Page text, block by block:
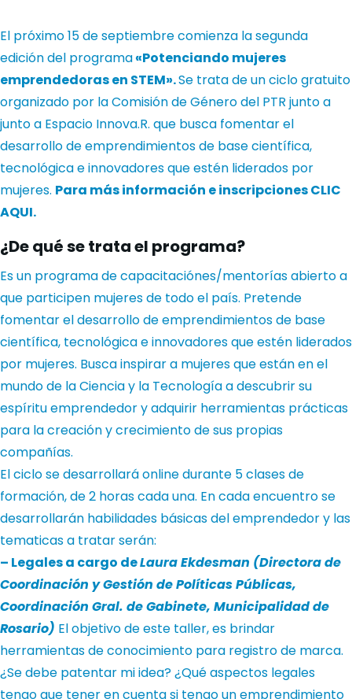
El próximo 15 de septiembre comienza la segunda
edición del programa«Potenciando mujeres
emprendedoras en STEM».Se trata de un ciclo gratuito
organizado por la Comisión de Género del PTR junto a
junto a Espacio Innova.R. que busca fomentar el
desarrollo de emprendimientos de base científica,
tecnológica e innovadores que estén liderados por
mujeres. Para más información e inscripcionesCLIC
AQUI.
¿De qué se trata el programa?
Es un programa de capacitaciónes/mentorías abierto a
que participen mujeres de todo el país. Pretende
fomentar el desarrollo de emprendimientos de base
científica, tecnológica e innovadores que estén liderados
por mujeres. Busca inspirar a mujeres que están en el
mundo de la Ciencia y la Tecnología a descubrir su
espíritu emprendedor y adquirir herramientas prácticas
para la creación y crecimiento de sus propias
compañías.
El ciclo se desarrollará online durante 5 clases de
formación, de 2 horas cada una. En cada encuentro se
desarrollarán habilidades básicas del emprendedor y las
tematicas a tratar serán:
– Legales a cargo deLaura Ekdesman (Directora de
Coordinación y Gestión de Políticas Públicas,
Coordinación Gral. de Gabinete, Municipalidad de
Rosario) El objetivo de este taller, es brindar
herramientas de conocimiento para registro de marca.
¿Se debe patentar mi idea? ¿Qué aspectos legales
tengo que tener en cuenta si tengo un emprendimiento